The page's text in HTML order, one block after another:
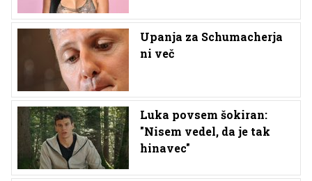
Upanja za Schumacherja
ni več
Luka povsem šokiran:
"Nisem vedel, da je tak
hinavec"